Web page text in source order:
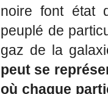
noire font état
peuplé de
gaz de la
peut se
où chaque